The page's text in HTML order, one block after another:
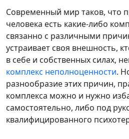
Современный мир таков, что
человека есть какие-либо
связанно с различными
устраивает своя внешность,
в себе и собственных силах,
комплекс неполноценности.
разнообразие этих причин,
комплекса можно и нужно
самостоятельно, либо под
квалифицированного